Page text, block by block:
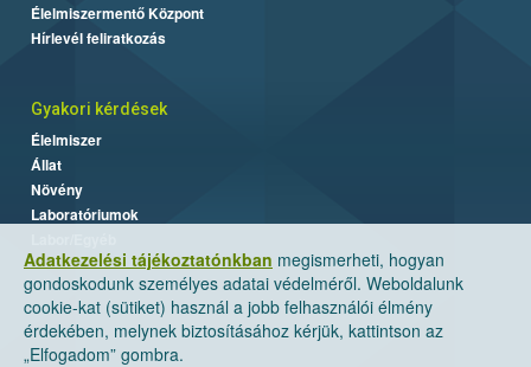
Adatkezelési tájékoztatónkban megismerheti, hogyan
gondoskodunk személyes adatai védelméről. Weboldalunk
cookie-kat (sütiket) használ a jobb felhasználói élmény
érdekében, melynek biztosításához kérjük, kattintson az
„Elfogadom” gombra.
Élelmiszermentő Központ
Hírlevél feliratkozás
Gyakori kérdések
Élelmiszer
Állat
Növény
Laboratóriumok